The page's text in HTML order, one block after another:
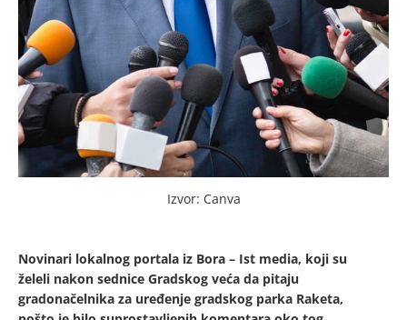
Izvor: Canva
Novinari lokalnog portala iz Bora – Ist media, koji su
želeli nakon sednice Gradskog veća da pitaju
gradonačelnika za uređenje gradskog parka Raketa,